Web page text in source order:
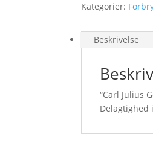
Kategorier:
Beskrivelse
“Carl Julius
Delagtighed